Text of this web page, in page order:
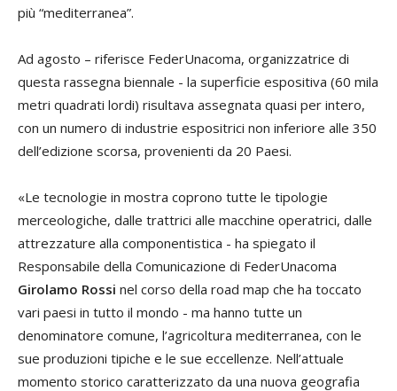
più “mediterranea”.
Ad agosto – riferisce FederUnacoma, organizzatrice di
questa rassegna biennale - la superficie espositiva (60 mila
metri quadrati lordi) risultava assegnata quasi per intero,
con un numero di industrie espositrici non inferiore alle 350
dell’edizione scorsa, provenienti da 20 Paesi.
«Le tecnologie in mostra coprono tutte le tipologie
merceologiche, dalle trattrici alle macchine operatrici, dalle
attrezzature alla componentistica - ha spiegato il
Responsabile della Comunicazione di FederUnacoma
Girolamo Rossi nel corso della road map che ha toccato
vari paesi in tutto il mondo - ma hanno tutte un
denominatore comune, l’agricoltura mediterranea, con le
sue produzioni tipiche e le sue eccellenze. Nell’attuale
momento storico caratterizzato da una nuova geografia